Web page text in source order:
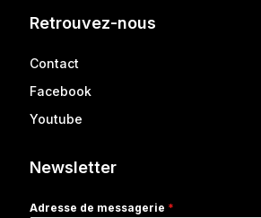
Retrouvez-nous
Contact
Facebook
Youtube
Newsletter
Adresse de messagerie *